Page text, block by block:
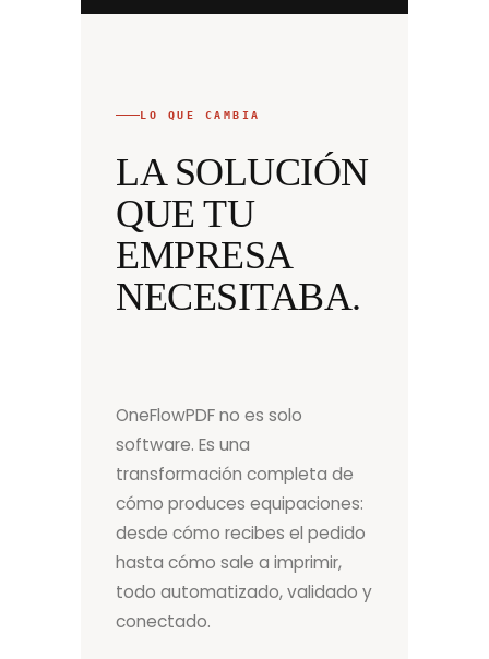
LO QUE CAMBIA
LA SOLUCIÓN
QUE TU
EMPRESA
NECESITABA.
OneFlowPDF no es solo
software. Es una
transformación completa de
cómo produces equipaciones:
desde cómo recibes el pedido
hasta cómo sale a imprimir,
todo automatizado, validado y
conectado.